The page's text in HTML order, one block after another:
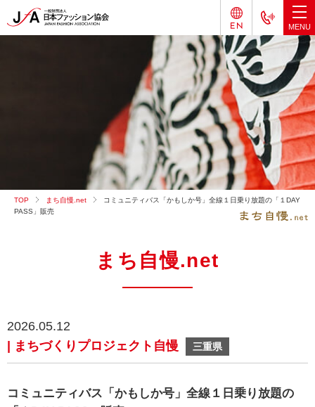
TOP まち自慢.net
コミュニティバス「かもしか号」全線１日乗り放題の「１DAY
PASS」販売
まち自慢.net
2026.05.12
| まちづくりプロジェクト自慢
三重県
コミュニティバス「かもしか号」全線１日乗り放題の